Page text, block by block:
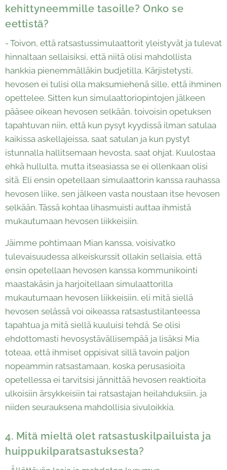
kehittyneemmille tasoille? Onko se
eettistä?
- Toivon, että ratsastussimulaattorit yleistyvät ja tulevat
hinnaltaan sellaisiksi, että niitä olisi mahdollista
hankkia pienemmälläkin budjetilla. Kärjistetysti,
hevosen ei tulisi olla maksumiehenä sille, että ihminen
opettelee. Sitten kun simulaattoriopintojen jälkeen
pääsee oikean hevosen selkään, toivoisin opetuksen
tapahtuvan niin, että kun pysyt kyydissä ilman satulaa
kaikissa askellajeissa, saat satulan ja kun pystyt
istunnalla hallitsemaan hevosta, saat ohjat. Kuulostaa
ehkä hullulta, mutta itseasiassa se ei ollenkaan olisi
sitä. Eli ensin opetellaan simulaattorin kanssa rauhassa
hevosen liike, sen jälkeen vasta noustaan itse hevosen
selkään. Tässä kohtaa lihasmuisti auttaa ihmistä
mukautumaan hevosen liikkeisiin.
Jäimme pohtimaan Mian kanssa, voisivatko
tulevaisuudessa alkeiskurssit ollakin sellaisia, että
ensin opetellaan hevosen kanssa kommunikointi
maastakäsin ja harjoitellaan simulaattorilla
mukautumaan hevosen liikkeisiin, eli mitä siellä
hevosen selässä voi oikeassa ratsastustilanteessa
tapahtua ja mitä siellä kuuluisi tehdä. Se olisi
ehdottomasti hevosystävällisempää ja lisäksi Mia
toteaa, että ihmiset oppisivat sillä tavoin paljon
nopeammin ratsastamaan, koska perusasioita
opetellessa ei tarvitsisi jännittää hevosen reaktioita
ulkoisiin ärsykkeisiin tai ratsastajan heilahduksiin, ja
niiden seurauksena mahdollisia sivuloikkia.
4. Mitä mieltä olet ratsastuskilpailuista ja
huippukilparatsastuksesta?